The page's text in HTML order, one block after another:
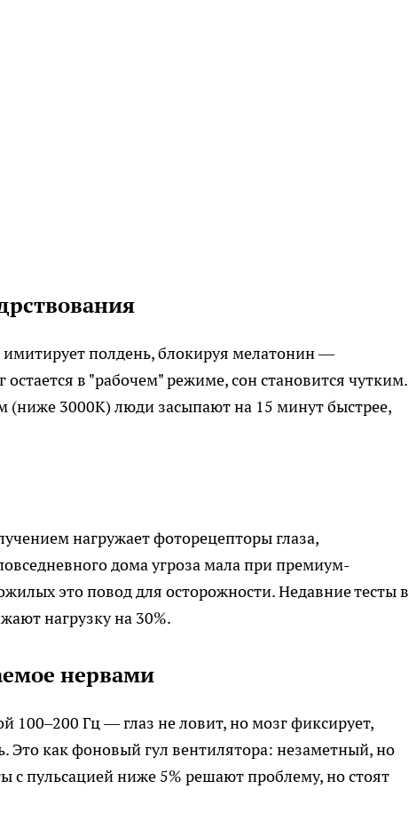
полдень, блокируя мелатонин —
в "рабочем" режиме, сон становится чутким.
(ниже 3000K) люди засыпают на 15 минут быстрее,
нагружает фоторецепторы глаза,
дома угроза мала при премиум-
это повод для осторожности. Недавние тесты в
нагрузку на 30%.
нервами
Гц — глаз не ловит, но мозг фиксирует,
Это как фоновый гул вентилятора: незаметный, но
пульсацией ниже 5% решают проблему, но стоят